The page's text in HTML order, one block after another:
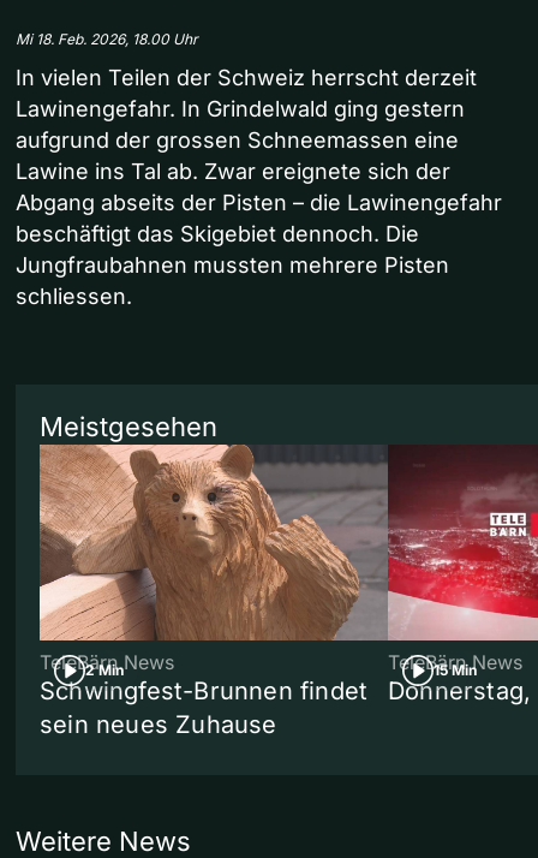
Mi 18. Feb. 2026, 18.00 Uhr
In vielen Teilen der Schweiz herrscht derzeit
Lawinengefahr. In Grindelwald ging gestern
aufgrund der grossen Schneemassen eine
Lawine ins Tal ab. Zwar ereignete sich der
Abgang abseits der Pisten – die Lawinengefahr
beschäftigt das Skigebiet dennoch. Die
Jungfraubahnen mussten mehrere Pisten
schliessen.
Meistgesehen
2 Min
TeleBärn News
Schwingfest-Brunnen findet
sein neues Zuhause
15 Min
TeleBärn News
Weitere News